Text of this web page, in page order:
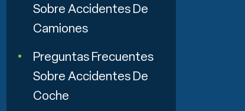
Sobre Accidentes De
Camiones
Preguntas Frecuentes
Sobre Accidentes De
Coche